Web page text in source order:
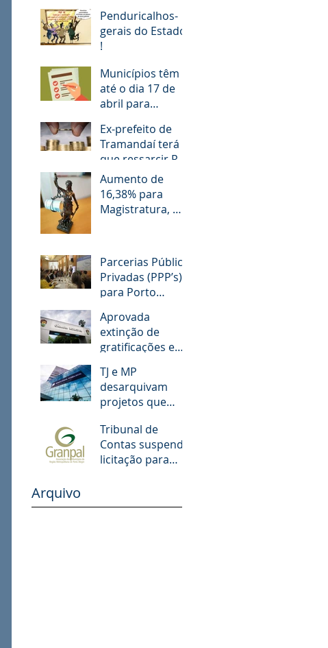
desembargador
pedindo “vaga
fantasma” para
esposa, filho e so
Penduricalhos-
gerais do Estado
!
Municípios têm
até o dia 17 de
abril para
questionário
Ex-prefeito de
Tramandaí terá
que ressarcir R$
1,2 milhão aos
cofres públicos
Aumento de
16,38% para
Magistratura, MP,
questionado
Parcerias Público
Privadas (PPP’s)
para Porto
Aprovada
extinção de
gratificações e
servidores
municipais de
POA. O que
muda!
TJ e MP
desarquivam
projetos que
salários de juízes
e promotores
Tribunal de
Contas suspende
licitação para
GRANPAL
Arquivo